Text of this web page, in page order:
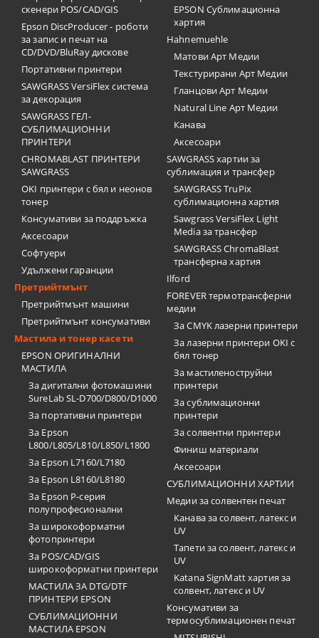
скенери POS/CAD/GIS
Epson DiscProducer - роботи
за запис и печат на
CD/DVD/BluRay дискове
Портативни принтери
SAWGRASS VersiFlex система
за декорация
SAWGRASS ГЕЛ-
СУБЛИМАЦИОННИ
ПРИНТЕРИ
CHROMABLAST ПРИНТЕРИ
SAWGRASS
OKI принтери с бял и неонов
тонер
Консумативи за поддръжка
Аксесоари
Софтуери
Удължени гаранции
Претрийтмънт
Претрийтмънт машини
Претрийтмънт консумативи
Мастила и тонер касети
EPSON ОРИГИНАЛНИ
МАСТИЛА
За дигитални фотомашини
SureLab SL-D700/D800/D1000
За портативни принтери
За Epson
L800/L805/L810/L850/L1800
За Epson L7160/L7180
За Epson L8160/L8180
За Epson P-серия
полупрофесионални
За широкоформатни
фотопринтери
За POS/CAD/GIS
широкоформатни принтери
МАСТИЛА ЗА DTG/DTF
ПРИНТЕРИ EPSON
СУБЛИМАЦИОННИ
МАСТИЛА EPSON
EPSON Сублимационна
хартия
Hahnemuehle
Матови Арт Медии
Текстурирани Арт Медии
Гланцови Арт Медии
Natural Line Арт Медии
Канава
Аксесоари
SAWGRASS хартии за
сублимация и трансфер
SAWGRASS TruPix
сублимационна хартия
Sawgrass VersiFlex Light
Media за трансфер
SAWGRASS ChromaBlast
трансферна хартия
Ilford
FOREVER термотрансферни
медии
За CMYK лазерни принтери
За лазерни принтери OKI с
бял тонер
За мастиленоструйни
принтери
За сублимационни
принтери
За солвентни принтери
Финиш материали
Аксесоари
СУБЛИМАЦИОННИ ХАРТИИ
Медии за солвентен печат
Канава за солвент, латекс и
UV
Тапети за солвент, латекс и
UV
Katana SignMatt хартия за
солвент, латекс и UV
Консумативи за
термосублимационен печат